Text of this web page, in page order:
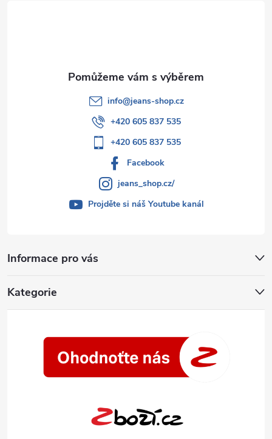
Informace pro vás
Kategorie
info@jeans-shop.cz
+420 605 837 535
+420 605 837 535
Facebook
jeans_shop.cz/
Projděte si náš Youtube kanál